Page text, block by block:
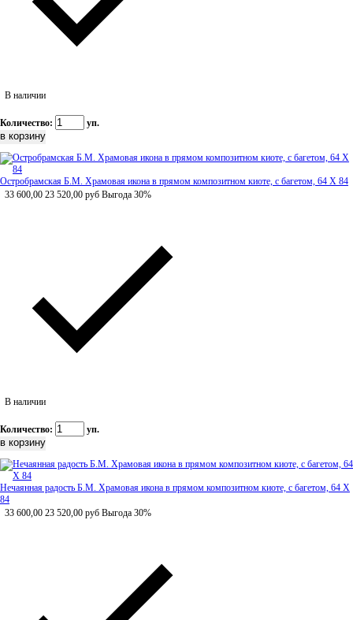
В наличии
Количество: уп.
Остробрамская Б.М. Храмовая икона в прямом композитном киоте, с багетом, 64 Х 84
33 600,00 23 520,00 руб Выгода 30%
В наличии
Количество: уп.
Нечаянная радость Б.М. Храмовая икона в прямом композитном киоте, с багетом, 64 Х
84
33 600,00 23 520,00 руб Выгода 30%